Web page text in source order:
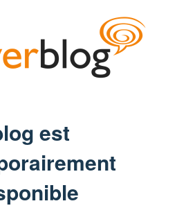
est